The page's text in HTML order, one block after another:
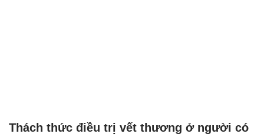
Thách thức điều trị vết thương ở người có